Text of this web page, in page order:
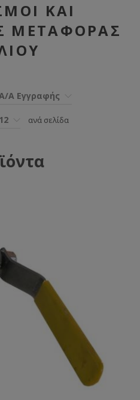
ΚΑΙ
ΜΕΤΑΦΟΡΆΣ
Α Εγγραφής
12 ανά σελίδα